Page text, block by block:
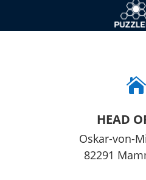

HEAD
Oskar-von-
82291